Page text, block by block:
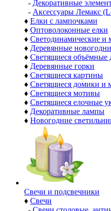
- Декоративные
- Аксессуары Лемакс
♦ Елки с лампочками
♦ Оптоволоконные елки
♦ Светодинамические и
♦ Деревянные
♦ Светящиеся объёмные
♦ Деревянные горки
♦ Светящиеся картины
♦ Светящиеся домики и
♦ Светящиеся мотивы
♦ Светящиеся елочные
♦ Декоративные лампы
♦ Новогодние
Свечи и подсвечники
♦ Свечи